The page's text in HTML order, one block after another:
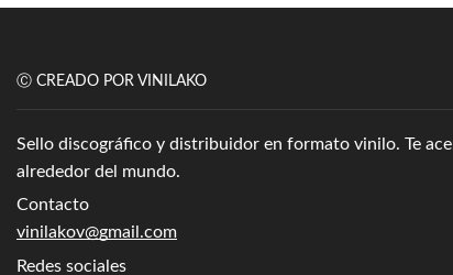
Ⓒ CREADO POR VINILAKO
Sello discográfico y distribuidor en formato vinilo. Te
alrededor del mundo.
Contacto
vinilakov@gmail.com
Redes sociales